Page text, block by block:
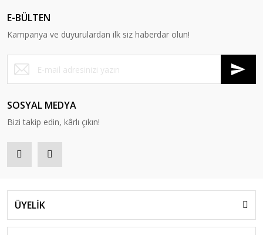
E-BÜLTEN
Kampanya ve duyurulardan ilk siz haberdar olun!
SOSYAL MEDYA
Bizi takip edin, kârlı çıkın!
ÜYELİK